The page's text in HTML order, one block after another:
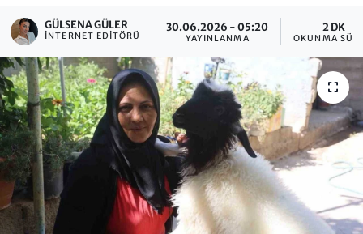
GÜLSENA GÜLER
İNTERNET EDITÖRÜ
30.06.2026 - 05:20
YAYINLANMA
2 DK
OKUNMA